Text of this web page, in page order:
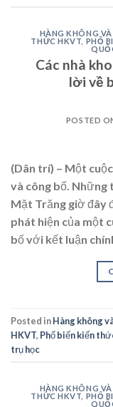
HÀNG KHÔNG
THỨC HKVT PHỔ
Các nhà
lời về
POSTED
(Dân trí) – Một
và công bố. Những
Mặt Trăng giờ đây
phát hiện của một
bố với kết luận
Posted inHàng không
HKVT, Phổ biến kiến
trụ học
HÀNG KHÔNG
THỨC HKVT PHỔ